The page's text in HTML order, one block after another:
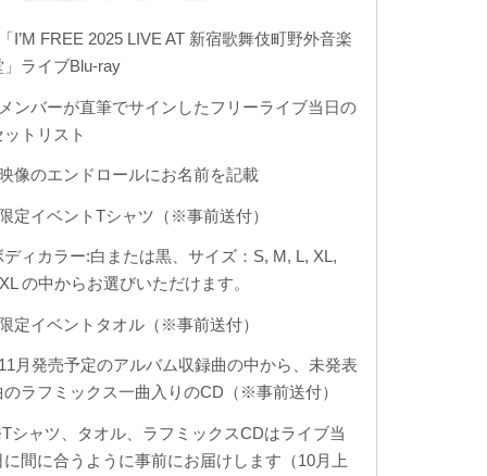
I’M FREE 2025 LIVE AT 新宿歌舞伎町野外音楽
」ライブBlu-ray
ンバーが直筆でサインしたフリーライブ当日の
ットリスト
像のエンドロールにお名前を記載
定イベントTシャツ（※事前送付）
ディカラー:白または黒、サイズ：S, M, L, XL,
の中からお選びいただけます。
定イベントタオル（※事前送付）
月発売予定のアルバム収録曲の中から、未発表
のラフミックス一曲入りのCD（※事前送付）
シャツ、タオル、ラフミックスCDはライブ当
に間に合うように事前にお届けします（10月上